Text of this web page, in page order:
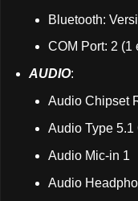
Bluetooth:
COM Port: 2 (1
AUDIO:
Audio Chipset
Audio Type
Audio Mic-in 1
Audio